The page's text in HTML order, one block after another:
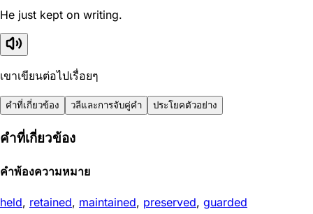
He just kept on writing.
เขาเขียนต่อไปเรื่อยๆ
คำที่เกี่ยวข้อง วลีและการจับคู่คำ ประโยคตัวอย่าง
คำที่เกี่ยวข้อง
คำพ้องความหมาย
held, retained, maintained, preserved, guarded